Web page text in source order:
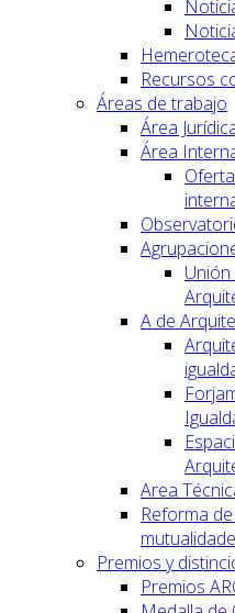
Recursos
Áreas de trabajo
Área
Área
A de
Area
Reforma
Premios y
Premios